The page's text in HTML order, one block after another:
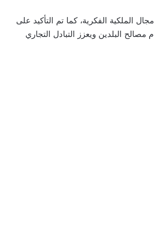
الملكية الفكرية، كما تم التأكيد على
البلدين ويعزز التبادل التجاري